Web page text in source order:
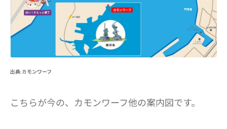
出典:カモンワーフ
こちらが今の、カモンワーフ他の案内図です。